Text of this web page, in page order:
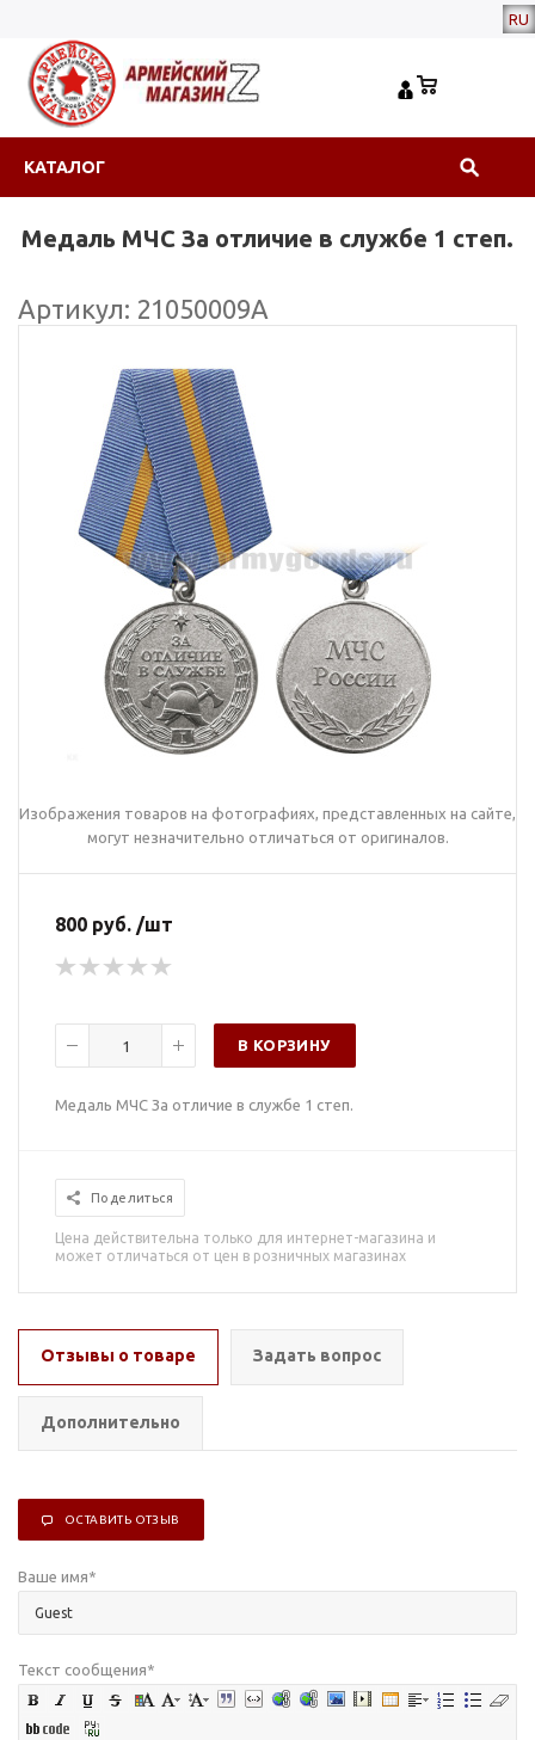
RU
КАТАЛОГ
Медаль МЧС За отличие в службе 1 степ.
Артикул: 21050009А
Изображения товаров на фотографиях, представленных на сайте,
могут незначительно отличаться от оригиналов.
800 руб. /шт
В КОРЗИНУ
Медаль МЧС За отличие в службе 1 степ.
Поделиться
Цена действительна только для интернет-магазина и
может отличаться от цен в розничных магазинах
Отзывы о товаре Задать вопрос
Дополнительно
ОСТАВИТЬ ОТЗЫВ
Ваше имя*
Текст сообщения*